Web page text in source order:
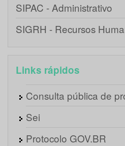
SIPAC - Administrativo
SIGRH - Recursos
Links rápidos
Consulta pública de
Sei
Protocolo GOV.BR